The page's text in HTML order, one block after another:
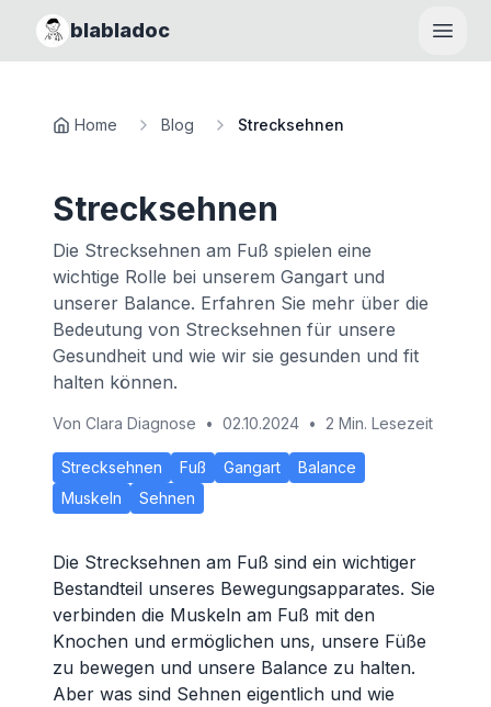
blabladoc
Home Blog Strecksehnen
Strecksehnen
Die Strecksehnen am Fuß spielen eine
wichtige Rolle bei unserem Gangart und
unserer Balance. Erfahren Sie mehr über die
Bedeutung von Strecksehnen für unsere
Gesundheit und wie wir sie gesunden und fit
halten können.
Von Clara Diagnose • 02.10.2024 • 2 Min. Lesezeit
Strecksehnen Fuß Gangart
Balance
Muskeln
Sehnen
Die Strecksehnen am Fuß sind ein wichtiger
Bestandteil unseres Bewegungsapparates. Sie
verbinden die Muskeln am Fuß mit den
Knochen und ermöglichen uns, unsere Füße
zu bewegen und unsere Balance zu halten.
Aber was sind Sehnen eigentlich und wie